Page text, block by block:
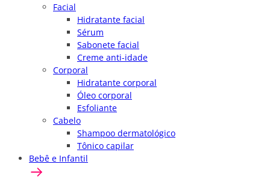
Facial
Hidratante facial
Sérum
Sabonete facial
Creme anti-idade
Corporal
Hidratante corporal
Óleo corporal
Esfoliante
Cabelo
Shampoo dermatológico
Tônico capilar
Bebê e Infantil